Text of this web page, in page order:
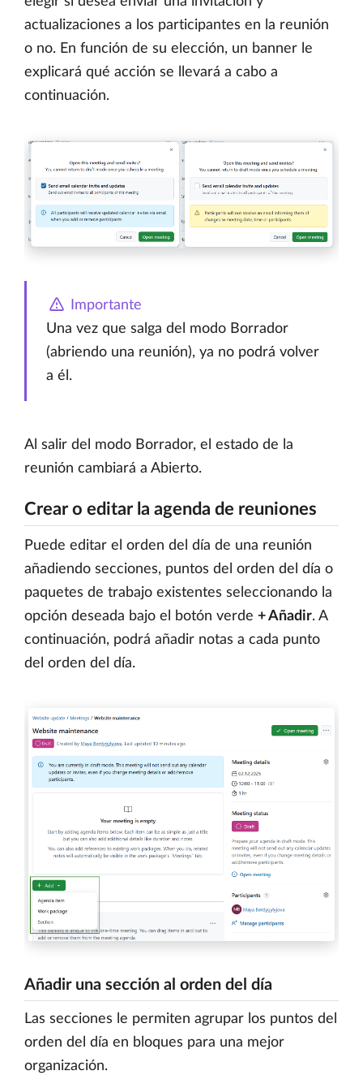
actualizaciones a los participantes en la reunión
o no. En función de su elección, un banner le
explicará qué acción se llevará a cabo a
continuación.
Importante
Una vez que salga del modo Borrador
(abriendo una reunión), ya no podrá volver
a él.
Al salir del modo Borrador, el estado de la
reunión cambiará a Abierto.
Crear o editar la agenda de reuniones
Puede editar el orden del día de una reunión
añadiendo secciones, puntos del orden del día o
paquetes de trabajo existentes seleccionando la
opción deseada bajo el botón verde + Añadir. A
continuación, podrá añadir notas a cada punto
del orden del día.
Añadir una sección al orden del día
Las secciones le permiten agrupar los puntos del
orden del día en bloques para una mejor
organización.